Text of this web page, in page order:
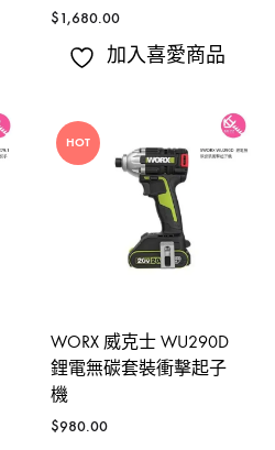
$1,680.00
加入喜愛商品
HOT
WORX 威克士 WU290D
鋰電無碳套裝衝擊起子
機
$980.00